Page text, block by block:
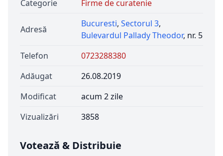
Categorie Firme de curatenie
Adresă
Bucuresti, Sectorul 3,
Bulevardul Pallady Theodor, nr. 5
Telefon
0723288380
Adăugat
26.08.2019
Modificat
acum 2 zile
Vizualizări
3858
Votează & Distribuie